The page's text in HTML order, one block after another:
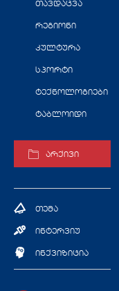
თავდაცვა
რეგიონი
კულტურა
სპორტი
ტექნოლოგიები
ტაბლოიდი
არქივი
თემა
ინტერვიუ
ინქვიზიცია